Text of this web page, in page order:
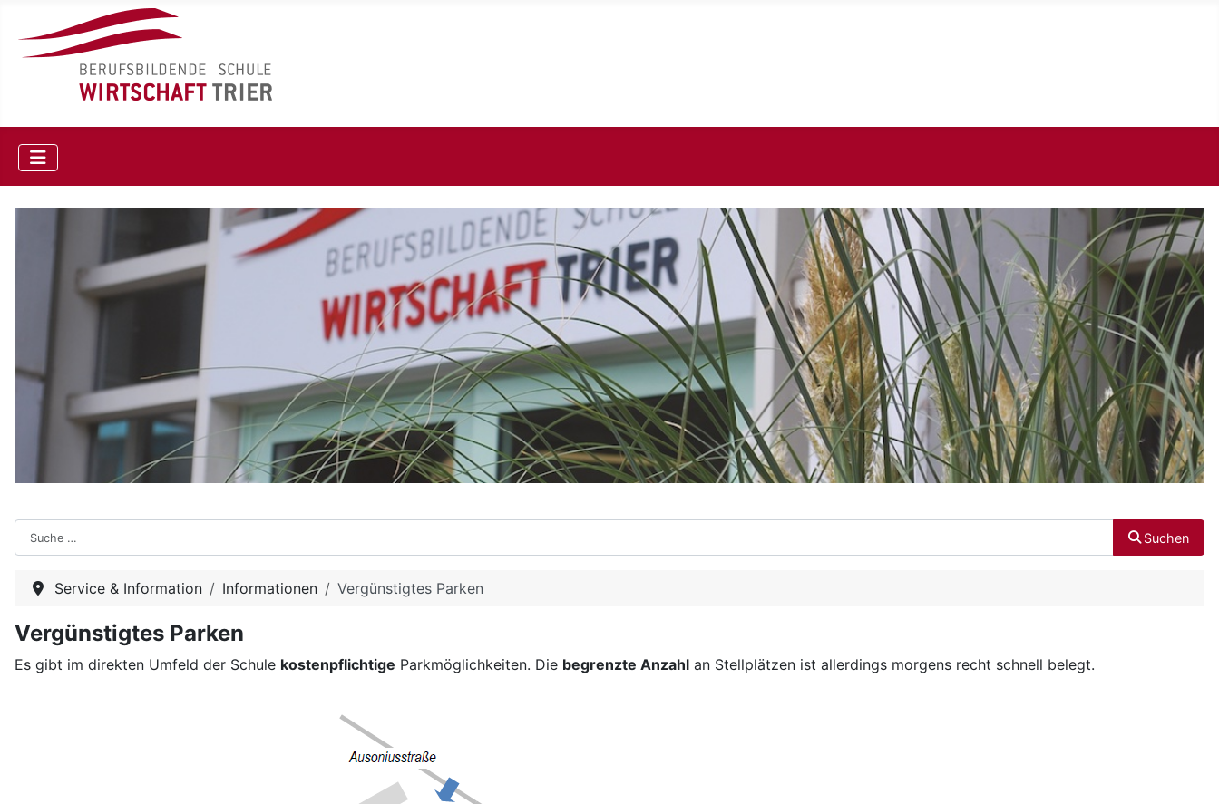
Suchen Suchen
Service & Information Informationen Vergünstigtes Parken
Vergünstigtes Parken
Es gibt im direkten Umfeld der Schule kostenpflichtige Parkmöglichkeiten. Die begrenzte Anzahl an Stellplätzen ist allerdings morgens recht schnell belegt.